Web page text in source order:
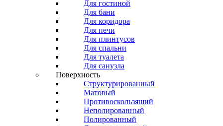
Для гостиной
Для бани
Для коридора
Для печи
Для плинтусов
Для спальни
Для туалета
Для санузла
Поверхность
Структурированный
Матовый
Противоскользящий
Неполированный
Полированный